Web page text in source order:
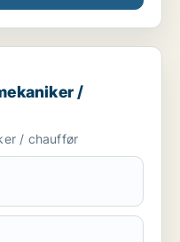
/ chauffør
/
/ chauffør